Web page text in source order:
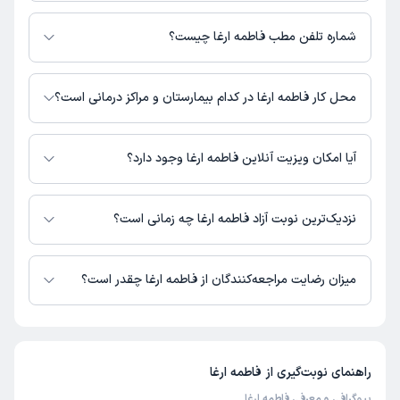
فاطمه ارغا 1 مطب فعال دارند. آدرس مطب‌های فاطمه ارغا به شرح زیر است.
سیرجان، تقاطع خیابان ولیعصر و طالقانی، جنب به رفاه، ساختمان پزشکان
شماره تلفن مطب فاطمه ارغا چیست؟
مطب خیابان مولوی : شماره تماس مطب فاطمه ارغا در حال حاضر در این
صفحه ثبت نشده است.
محل کار فاطمه ارغا در کدام بیمارستان و مراکز درمانی است؟
اطلاعاتی درباره محل فعالیت فاطمه ارغا در مراکز درمانی در دسترس نیست.
آیا امکان ویزیت آنلاین فاطمه ارغا وجود دارد؟
در حال حاضر فاطمه ارغا مشاوره پزشکی تلفنی فعال دارند.
نزدیک‌ترین نوبت آزاد فاطمه ارغا چه زمانی است؟
فاطمه ارغا از روز یکشنبه 18 مرداد 1405 بیمار جدید می‌پذیرند.
میزان رضایت مراجعه‌کنندگان از فاطمه ارغا چقدر است؟
راهنمای نوبت‌گیری از فاطمه ارغا